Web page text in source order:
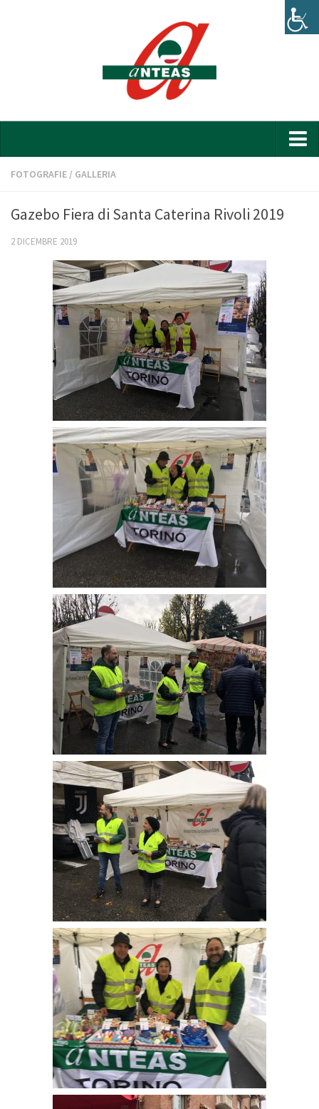
Home
Organigramma
Bilancio
Attività e progetti
Come sostenerci
Fotografie
Video
Contatti
FOTOGRAFIE / GALLERIA
Gazebo Fiera di Santa Caterina Rivoli 2019
2 DICEMBRE 2019